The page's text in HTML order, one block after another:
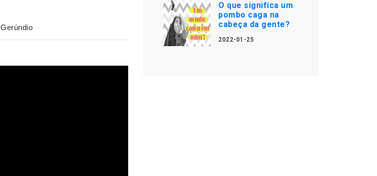
Gerúndio
O que significa um
pombo caga na
cabeça da gente?
2022-01-25